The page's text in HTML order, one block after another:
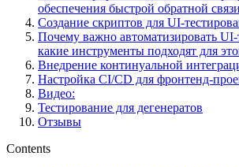
обеспечения быстрой обратной
Создание скриптов для UI-
Почему важно автоматизировать UI-
какие инструменты подходят для
Внедрение континуальной
Настройка CI/CD для фронтенд-
Видео:
Тестирование для дегенератов
Отзывы
Contents